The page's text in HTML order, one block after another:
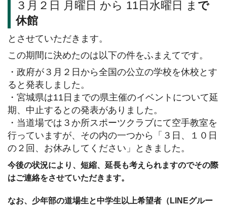
３月２日 月曜日 から 11日水曜日 ま で
休館
とさせていただきます。
この期間に決めたのは以下の件をふまえてです。
・政府が３月２日から全国の公立の学校を休校とす
ると発表しました。
・宮城県は11日までの県主催のイベントについて延
期、中止するとの発表がありました。
・当道場では３か所スポーツクラブにて空手教室を
行っていますが、その内の一つから「３日、１０日
の２回、お休みしてください」ときました。
今後の状況により、短縮、延長も考えられますのでその際
はご連絡をさせていただきます。
なお、少年部の道場生と中学生以上希望者（LINEグルー